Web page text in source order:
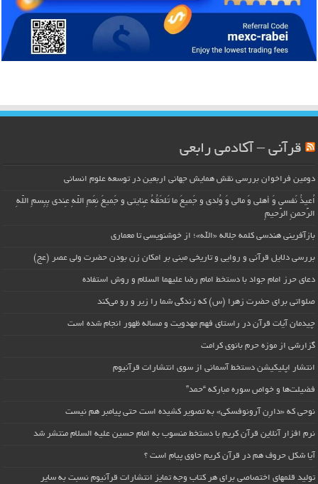
قرآنی – آکادمی رابعی
دومین فراخوان بررسی نقش همایش جهانی اربعین در توسعه علوم انسانی
اُعیذُ نَفسی وَ أهلی وَ مالی وَ وُلدی و جَمیعَ ما تَلحَقُهُ عِنایتی و جَمیعَ نِعَمِ اللّهِ عِندی بِبِسمِ اللّهِ
الرَّحمنِ الرَّحیمِ
بازآفرینی هندسی کلمه جلاله «الله»؛ از خوشنویسی تا معماری
بررسی دلایل قرآنی و روایی و تاریخی مبنی بر امکان زن بودن حضرت ولی عصر (عج)
دعای حرز امام جواد با دستخط امام رضا علیهما السلام و روش استفاده
صلواتی برای حضرت زهرا (س) که زندگی شما را زیر و رو می‌کند
چیدمان آیات قرآن در راستای فهم مهدویت و مساله ظهور انجام شده است
گزارشی از موزه حرم بانوی کرامت
انتشار اپلیکیشن دستخط آسمانی از سوی انتشارات قرآنیوم
فضیلت‌ها و خواص سوره مبارکه “حمد”
نوحی که «دارِن آرونوفسکی» به تصویر کشیده است حتی پیامبر هم نیست
نرم افزار آنلاین قرآن کریم با دستخط منسوب به امام حسین علیه السلام منتشر شد
آیا شکل حروف هم در قرآن کریم حاوی پیام است ؟
تولید قلمهای اختصاصی برای هر کتاب وجه تمایز انتشارات قرآنیوم نسبت به سایر